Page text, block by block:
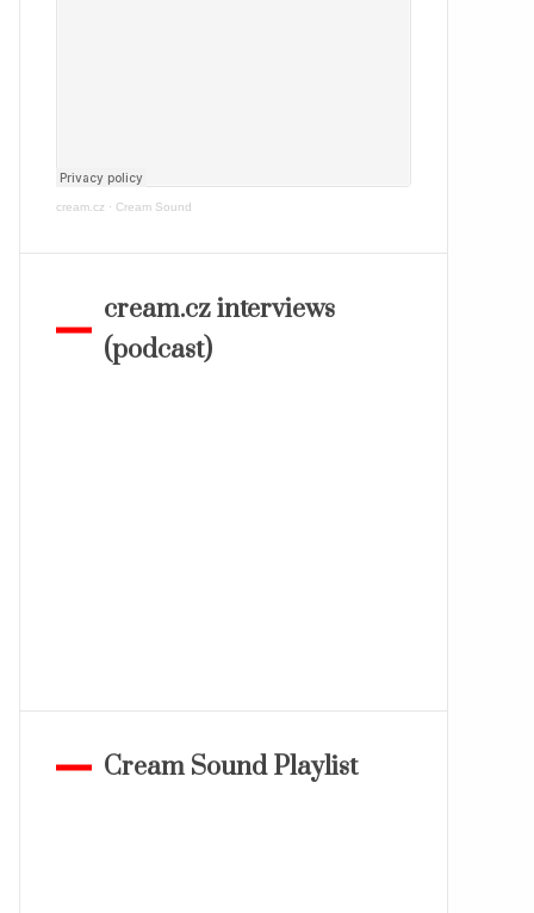
cream.cz · Cream Sound
cream.cz interviews
(podcast)
Cream Sound Playlist